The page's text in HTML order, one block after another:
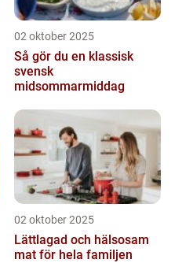
02 oktober 2025
Så gör du en klassisk
svensk
midsommarmiddag
02 oktober 2025
Lättlagad och hälsosam
mat för hela familjen